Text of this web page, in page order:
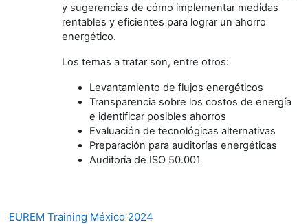
y sugerencias de cómo implementar medidas
rentables y eficientes para lograr un ahorro
energético.
Los temas a tratar son, entre otros:
Levantamiento de flujos energéticos
Transparencia sobre los costos de energía
e identificar posibles ahorros
Evaluación de tecnológicas alternativas
Preparación para auditorías energéticas
Auditoría de ISO 50.001
EUREM Training México 2024